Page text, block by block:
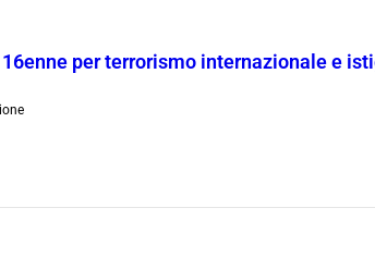
per terrorismo internazionale e